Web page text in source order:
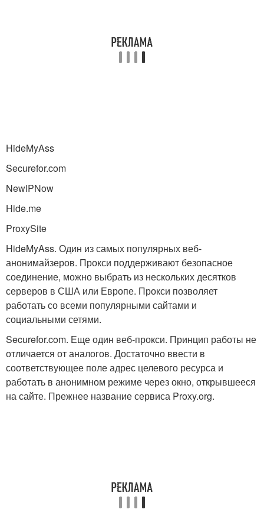
HideMyAss
Securefor.com
NewIPNow
Hide.me
ProxySite
HideMyAss. Один из самых популярных веб-
анонимайзеров. Прокси поддерживают безопасное
соединение, можно выбрать из нескольких десятков
серверов в США или Европе. Прокси позволяет
работать со всеми популярными сайтами и
социальными сетями.
Securefor.com. Еще один веб-прокси. Принцип работы не
отличается от аналогов. Достаточно ввести в
соответствующее поле адрес целевого ресурса и
работать в анонимном режиме через окно, открывшееся
на сайте. Прежнее название сервиса Proxy.org.